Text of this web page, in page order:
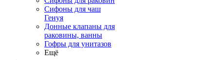
Сифоны для чаш
Генуя
Донные клапаны для
раковины, ванны
Гофры для унитазов
Ещё